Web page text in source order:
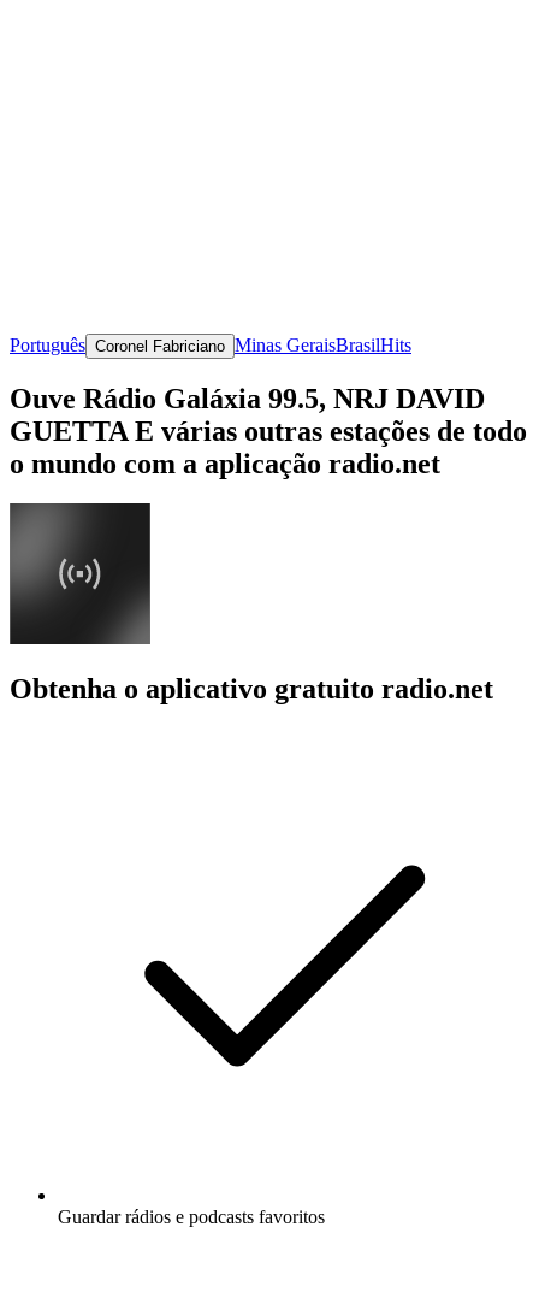
Português Coronel Fabriciano Minas GeraisBrasilHits
Ouve Rádio Galáxia 99.5, NRJ DAVID
GUETTA E várias outras estações de todo
o mundo com a aplicação radio.net
Obtenha o aplicativo gratuito radio.net
Guardar rádios e podcasts favoritos